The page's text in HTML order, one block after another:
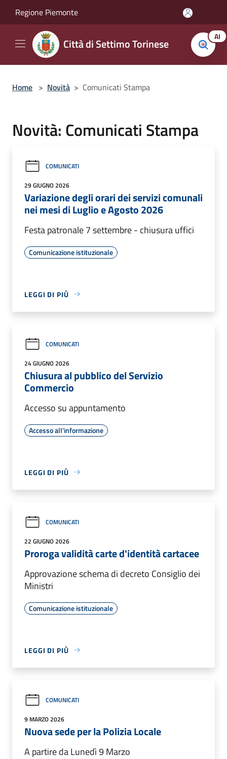
Regione Piemonte
Città di Settimo Torinese AI
Home > Novità > Comunicati Stampa
Novità: Comunicati Stampa
COMUNICATI
29 GIUGNO 2026
Variazione degli orari dei servizi comunali
nei mesi di Luglio e Agosto 2026
Festa patronale 7 settembre - chiusura uffici
Comunicazione istituzionale
LEGGI DI PIÙ
COMUNICATI
24 GIUGNO 2026
Chiusura al pubblico del Servizio
Commercio
Accesso su appuntamento
Accesso all'informazione
LEGGI DI PIÙ
COMUNICATI
22 GIUGNO 2026
Proroga validità carte d'identità cartacee
Approvazione schema di decreto Consiglio dei
Ministri
Comunicazione istituzionale
LEGGI DI PIÙ
COMUNICATI
9 MARZO 2026
Nuova sede per la Polizia Locale
A partire da Lunedì 9 Marzo